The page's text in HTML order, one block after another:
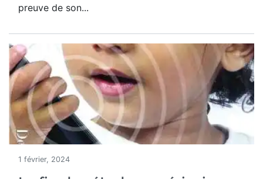
preuve de son...
1 février, 2024